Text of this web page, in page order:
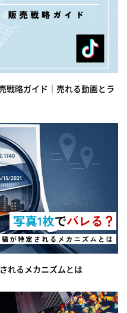
戦略ガイド｜売れる動画とラ
れるメカニズムとは